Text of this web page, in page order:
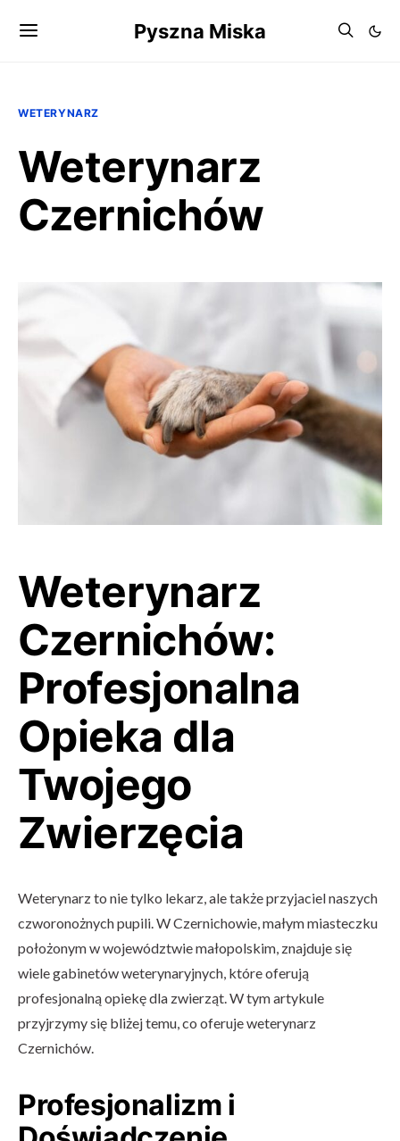
Pyszna Miska
WETERYNARZ
Weterynarz
Czernichów
Weterynarz
Czernichów:
Profesjonalna
Opieka dla
Twojego
Zwierzęcia
Weterynarz to nie tylko lekarz, ale także przyjaciel naszych
czworonożnych pupili. W Czernichowie, małym miasteczku
położonym w województwie małopolskim, znajduje się
wiele gabinetów weterynaryjnych, które oferują
profesjonalną opiekę dla zwierząt. W tym artykule
przyjrzymy się bliżej temu, co oferuje weterynarz
Czernichów.
Profesjonalizm i